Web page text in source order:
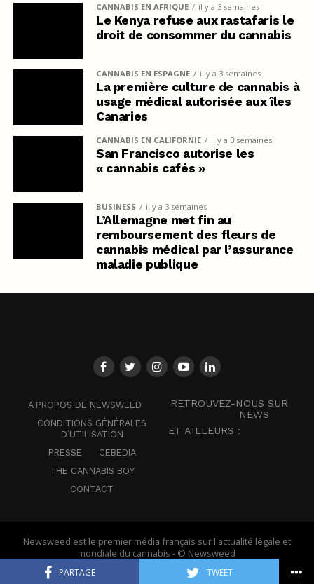
PARTAGE TWEET
CANNABIS EN AFRIQUE il y a 3 semaines
Le Kenya refuse aux rastafaris le
droit de consommer du cannabis
CANNABIS EN ESPAGNE il y a 3 semaines
La première culture de cannabis à
usage médical autorisée aux îles
Canaries
CANNABIS EN CALIFORNIE il y a 3 semaines
San Francisco autorise les
« cannabis cafés »
BUSINESS il y a 3 semaines
L’Allemagne met fin au
remboursement des fleurs de
cannabis médical par l’assurance
maladie publique
A PROPOS DE NEWSWEED
CONDITIONS GÉNÉRALES
D’UTILISATION
PRESSE
CEBEDIA
THE CANNABIS BOY
CONTACT
RETROUVEZ-NOUS SUR
NEWS
ET AILLEURS :
Newsweed est le premier média français sur l'actualité légale et
mondiale du cannabis - © Newsweed
Français